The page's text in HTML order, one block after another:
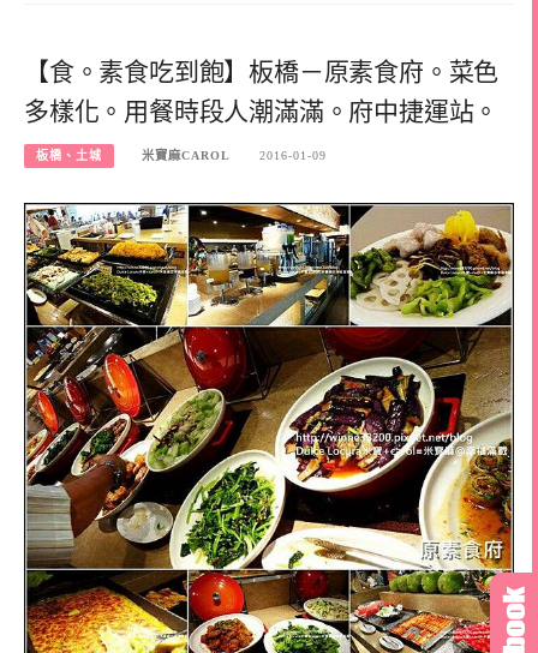
【食。素食吃到飽】板橋－原素食府。菜色
多樣化。用餐時段人潮滿滿。府中捷運站。
板橋、土城 米寶麻CAROL 2016-01-09